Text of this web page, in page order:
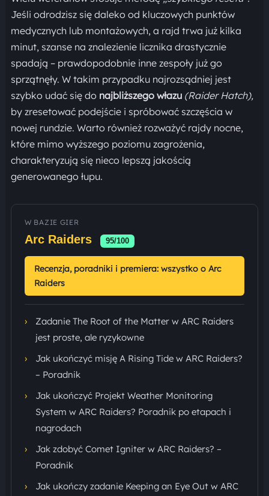
Jeśli odrodzisz się daleko od kluczowych punktów
medycznych lub montażowych, a rajd trwa już kilka
minut, szanse na znalezienie licznika drastycznie
spadają – prawdopodobnie inne zespoły już go
sprzątnęły. W takim przypadku najrozsądniej jest
szybko udać się do najbliższego włazu (Raider Hatch),
by zresetować podejście i spróbować szczęścia w
nowej rundzie. Warto również rozważyć rajdy nocne,
które mimo wyższego poziomu zagrożenia,
charakteryzują się nieco lepszą jakością
generowanego łupu.
W BAZIE GIER
Arc Raiders 95/100
Recenzja, poradniki i premiera: wszystko o Arc
Raiders
›
Zadanie The Root of the Matter w ARC Raiders
jest proste, ale ryzykowne
›
Jak ukończyć misję A Rising Tide w ARC Raiders?
– Poradnik
›
Jak ukończyć Projekt Weather Monitoring
System w ARC Raiders? Poradnik po etapach i
nagrodach
›
Jak zdobyć Comet Igniter w ARC Raiders? –
Poradnik
›
Jak ukończy zadanie Keeping an Eye Out w ARC